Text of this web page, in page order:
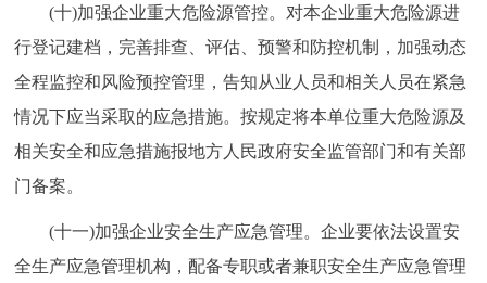
(十)加强企业重大危险源管控。对本企业重大危险源进
行登记建档，完善排查、评估、预警和防控机制，加强动态
全程监控和风险预控管理，告知从业人员和相关人员在紧急
情况下应当采取的应急措施。按规定将本单位重大危险源及
相关安全和应急措施报地方人民政府安全监管部门和有关部
门备案。
(十一)加强企业安全生产应急管理。企业要依法设置安
全生产应急管理机构，配备专职或者兼职安全生产应急管理